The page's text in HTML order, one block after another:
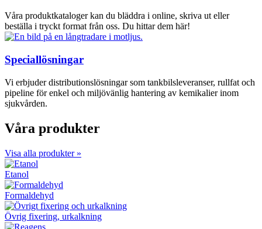
Våra produktkataloger kan du bläddra i online, skriva ut eller
beställa i tryckt format från oss. Du hittar dem här!
Speciallösningar
Vi erbjuder distributionslösningar som tankbilsleveranser, rullfat och
pipeline för enkel och miljövänlig hantering av kemikalier inom
sjukvården.
Våra produkter
Visa alla produkter »
Etanol
Formaldehyd
Övrig fixering, urkalkning